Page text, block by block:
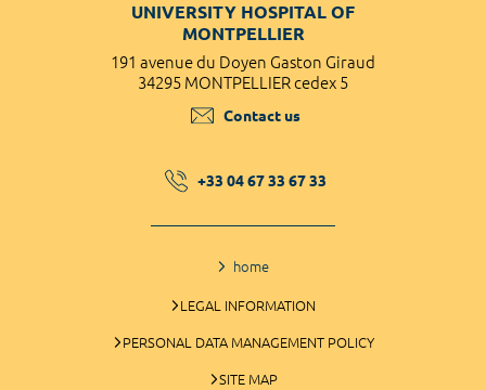
UNIVERSITY HOSPITAL OF
MONTPELLIER
191 avenue du Doyen Gaston Giraud
34295 MONTPELLIER cedex 5
Contact us
+33 04 67 33 67 33
home
LEGAL INFORMATION
PERSONAL DATA MANAGEMENT POLICY
SITE MAP